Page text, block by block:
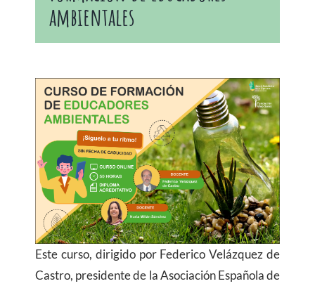
ambientales
Este curso, dirigido por Federico Velázquez de
Castro, presidente de la Asociación Española de